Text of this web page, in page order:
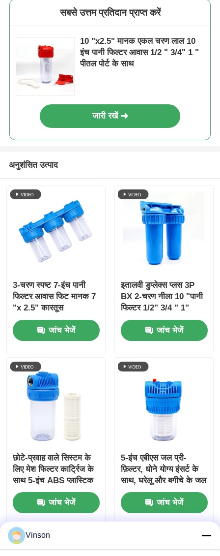
सबसे उत्तम प्रतिदान प्राप्त करें
10 "x2.5" मानक एकल चरण लाल 10
इंच पानी फिल्टर आवास 1/2 " 3/4" 1 "
पीतल पोर्ट के साथ
जारी रखें
अनुशंसित उत्पाद
3-चरण स्पष्ट 7-इंच पानी
फिल्टर आवास फिट मानक 7
"x 2.5" कारतूस
जांच भेजें
इतालवी डुप्लेक्स प्लस 3P
BX 2-चरण नीला 10 "पानी
फिल्टर 1/2" 3/4 " 1"
पीतल पोर्ट
जांच भेजें
छोटे-प्रवाह वाले सिस्टम के
लिए मेश फिल्टर कार्ट्रिज के
साथ 5-इंच ABS प्लास्टिक
+ पीतल का वाटर फिल्टर
हाउसिंग
जांच भेजें
5-इंच एबीएस जल प्री-
फ़िल्टर, धोने योग्य इंसर्ट के
साथ, घरेलू और बगीचे के जल
निस्पंदन के लिए
जांच भेजें
Vinson